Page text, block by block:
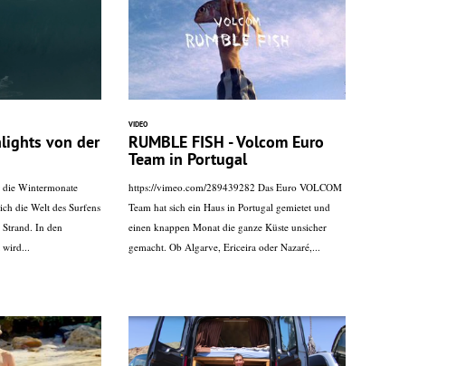
von der
Wintermonate
die Welt des Surfens
In den
wird...
VIDEO
RUMBLE FISH - Volcom Euro
Team in Portugal
https://vimeo.com/289439282 Das Euro VOLCOM
Team hat sich ein Haus in Portugal gemietet und
einen knappen Monat die ganze Küste unsicher
gemacht. Ob Algarve, Ericeira oder Nazaré,...